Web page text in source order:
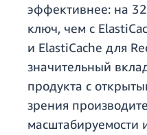
эффективнее: на
ключ, чем с
и ElastiCache для
значительный
продукта с
зрения
масштабируемости